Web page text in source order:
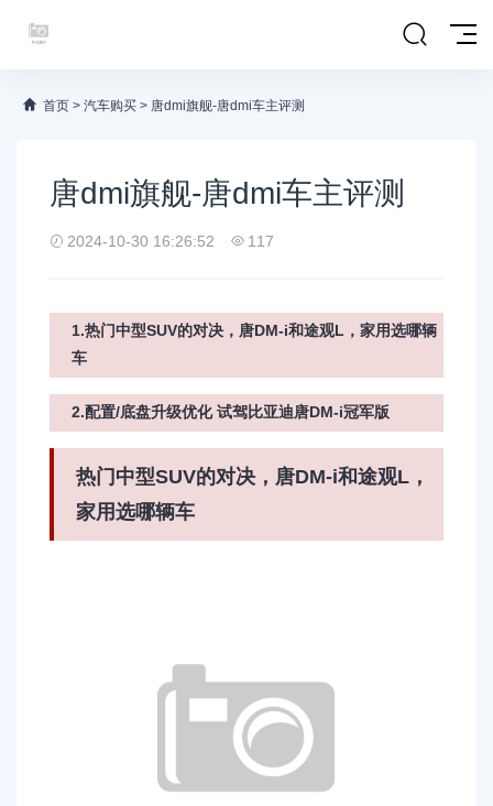
首页 > 汽车购买 > 唐dmi旗舰-唐dmi车主评测
唐dmi旗舰-唐dmi车主评测
2024-10-30 16:26:52 117
1.热门中型SUV的对决，唐DM-i和途观L，家用选哪辆
车
2.配置/底盘升级优化 试驾比亚迪唐DM-i冠军版
热门中型SUV的对决，唐DM-i和途观L，
家用选哪辆车